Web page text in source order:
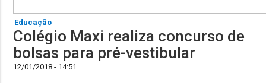
Educação
Colégio Maxi realiza concurso de
bolsas para pré-vestibular
12/01/2018 - 14:51